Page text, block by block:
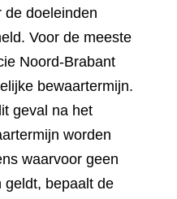
de doeleinden
Voor de meeste
Noord-Brabant
bewaartermijn.
geval na het
worden
waarvoor geen
geldt, bepaalt de